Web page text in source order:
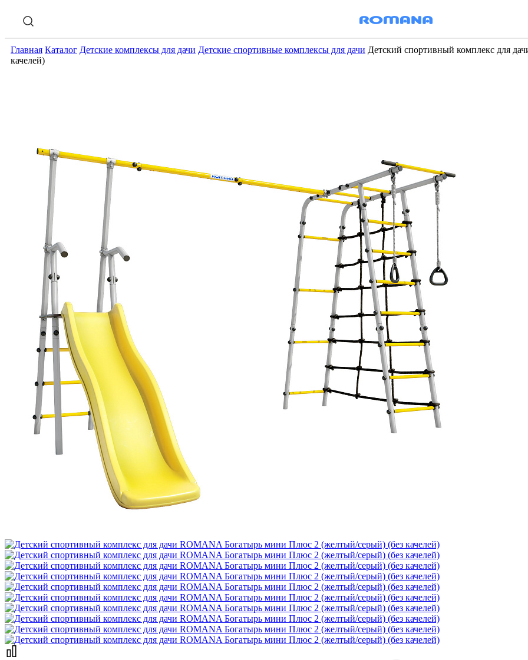
Главная Каталог Детские комплексы для дачи Детские спортивные комплексы для дачи Детский спортивный комплекс для
качелей)